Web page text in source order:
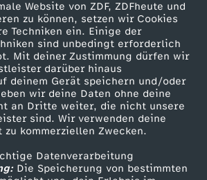
Website von ZDF, ZDFheute und
zu können, setzen wir Cookies
Techniken ein. Einige der
sind unbedingt erforderlich
Mit deiner Zustimmung dürfen wir
darüber hinaus
deinem Gerät speichern und/oder
wir deine Daten ohne deine
an Dritte weiter, die nicht unsere
sind. Wir verwenden deine
kommerziellen Zwecken.
Datenverarbeitung
Die Speicherung von bestimmten
Service
ZDFmitreden
Kontakt zum ZDF
Tickets
Zuschauerservice
Hilfe